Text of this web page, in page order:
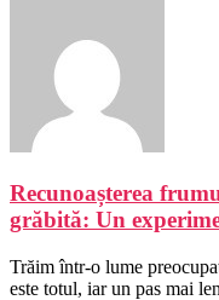
Recunoașterea
grăbită: Un
Trăim într-o lume
este totul, iar un pas mai